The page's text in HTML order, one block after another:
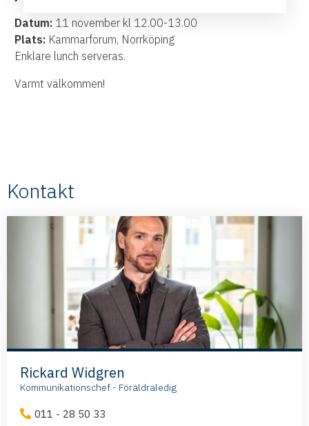
Datum: 11 november kl 12.00-13.00
Plats: Kammarforum, Norrköping
Enklare lunch serveras.
Varmt välkommen!
Kontakt
Rickard Widgren
Kommunikationschef - Föräldraledig
011 - 28 50 33